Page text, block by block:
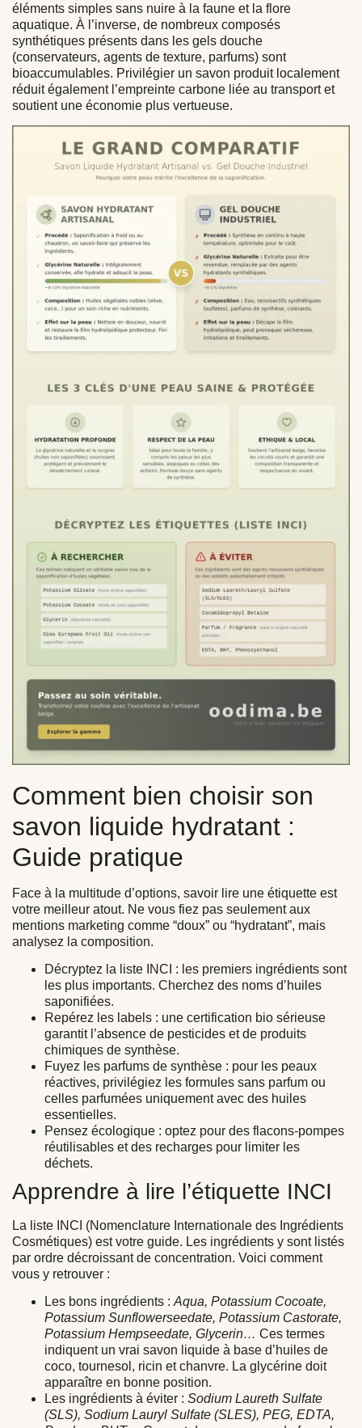
éléments simples sans nuire à la faune et la flore
aquatique. À l’inverse, de nombreux composés
synthétiques présents dans les gels douche
(conservateurs, agents de texture, parfums) sont
bioaccumulables. Privilégier un savon produit localement
réduit également l’empreinte carbone liée au transport et
soutient une économie plus vertueuse.
Comment bien choisir son
savon liquide hydratant :
Guide pratique
Face à la multitude d’options, savoir lire une étiquette est
votre meilleur atout. Ne vous fiez pas seulement aux
mentions marketing comme “doux” ou “hydratant”, mais
analysez la composition.
Décryptez la liste INCI : les premiers ingrédients sont
les plus importants. Cherchez des noms d’huiles
saponifiées.
Repérez les labels : une certification bio sérieuse
garantit l’absence de pesticides et de produits
chimiques de synthèse.
Fuyez les parfums de synthèse : pour les peaux
réactives, privilégiez les formules sans parfum ou
celles parfumées uniquement avec des huiles
essentielles.
Pensez écologique : optez pour des flacons-pompes
réutilisables et des recharges pour limiter les
déchets.
Apprendre à lire l’étiquette INCI
La liste INCI (Nomenclature Internationale des Ingrédients
Cosmétiques) est votre guide. Les ingrédients y sont listés
par ordre décroissant de concentration. Voici comment
vous y retrouver :
Les bons ingrédients : Aqua, Potassium Cocoate,
Potassium Sunflowerseedate, Potassium Castorate,
Potassium Hempseedate, Glycerin… Ces termes
indiquent un vrai savon liquide à base d’huiles de
coco, tournesol, ricin et chanvre. La glycérine doit
apparaître en bonne position.
Les ingrédients à éviter : Sodium Laureth Sulfate
(SLS), Sodium Lauryl Sulfate (SLES), PEG, EDTA,